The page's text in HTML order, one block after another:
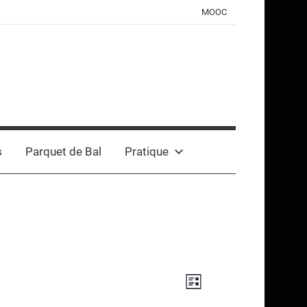
MOOC
Parquet de Bal Pratique
Navigation
Navigation
Liste